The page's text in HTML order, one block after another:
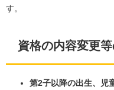
す。
資格の内容変更
第2子以降の出生、児